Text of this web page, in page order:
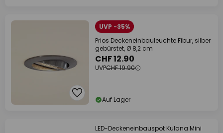
UVP -35%
Prios Deckeneinbauleuchte Fibur, silber
gebürstet, Ø 8,2 cm
CHF 12.90
UVPCHF 19.90
Auf Lager
LED-Deckeneinbauspot Kulana Mini